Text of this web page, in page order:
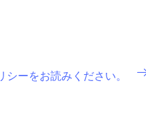
ーをお読みください。